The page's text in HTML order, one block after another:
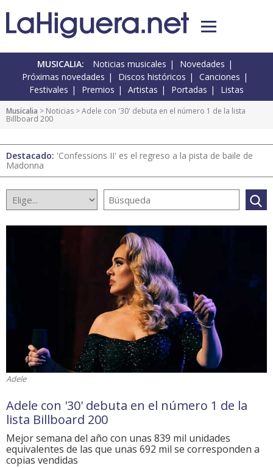
MUSICALIA: Noticias musicales
Novedades
Próximas novedades
Discos históricos
Canciones
Festivales
Premios Artistas Portadas Listas
Musicalia > Noticias > Adele con '30' debuta en el número 1 de la lista
Billboard 200
Destacado: 'Confessions II' es el regreso a la pista de baile de
Madonna
Adele
Adele con '30' debuta en el número 1 de la
lista Billboard 200
Mejor semana del año con unas 839 mil unidades
equivalentes de las que unas 692 mil se corresponden a
copias vendidas